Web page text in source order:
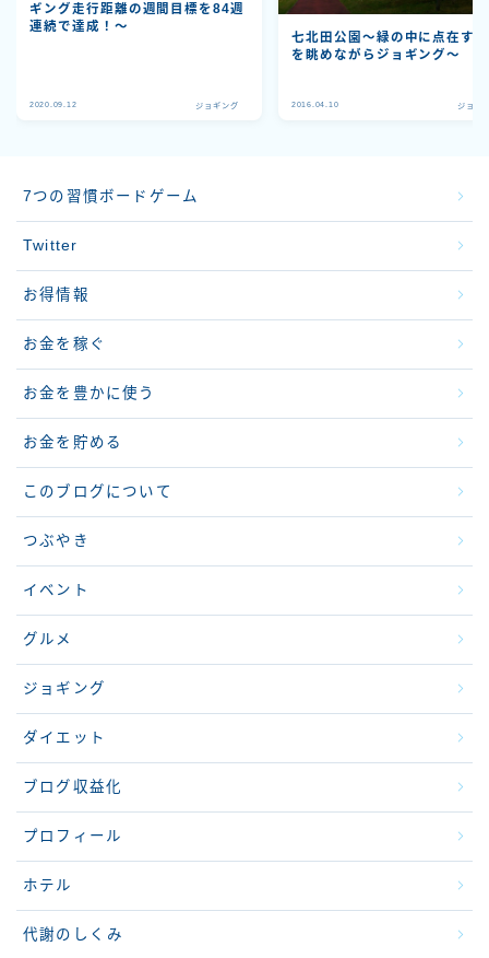
ギング走行距離の週間目標を84週
連続で達成！～
2020.09.12 ジョギング
七北田公園〜緑の中に点在す
を眺めながらジョギング〜
2016.04.10 ジョギ
7つの習慣ボードゲーム
Twitter
お得情報
お金を稼ぐ
お金を豊かに使う
お金を貯める
このブログについて
つぶやき
イベント
グルメ
ジョギング
ダイエット
ブログ収益化
プロフィール
ホテル
代謝のしくみ